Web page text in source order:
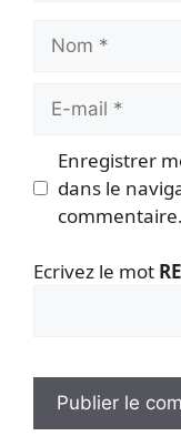
mail
Enregistrer
dans le
commentaire.
Ecrivez le mot